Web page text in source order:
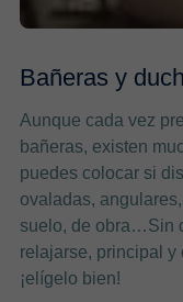
Bañeras y
Aunque cada vez
bañeras, existen
puedes colocar si
ovaladas,
suelo, de obra…Sin
relajarse, principal y
¡elígelo bien!